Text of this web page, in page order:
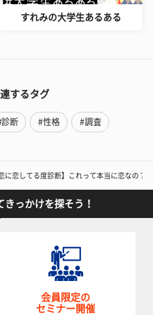
すれみの大学生あるある
するタグ
診断 #性格 #調査
恋に恋してる度診断】これって本当に恋なの？
っかけを探そう！
会員限定の
セミナー開催